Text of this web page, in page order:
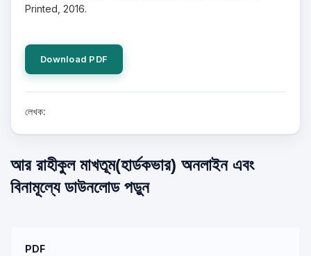
Printed, 2016.
Download PDF
লেখক:
আর রাহীকুল মাখতূম(হার্ডকভার) অনলাইন এবং
বিনামূল্যে ডাউনলোড পড়ুন
PDF